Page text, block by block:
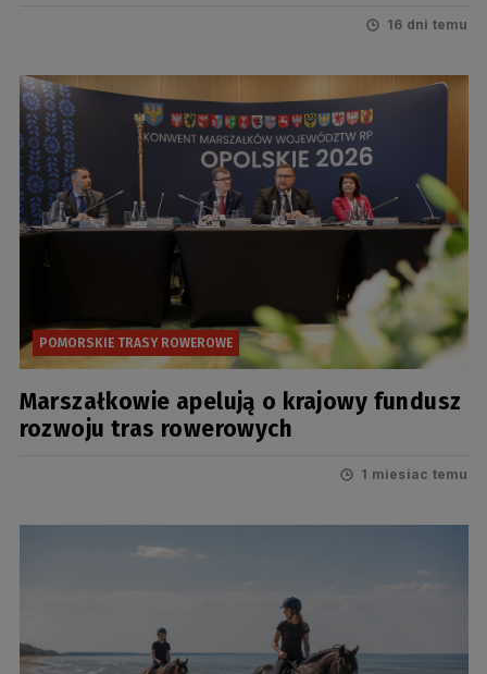
16 dni temu
POMORSKIE TRASY ROWEROWE
Marszałkowie apelują o krajowy fundusz
rozwoju tras rowerowych
1 miesiac temu